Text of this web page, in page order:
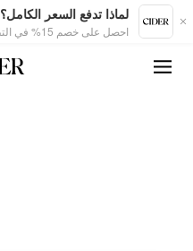
لماذا تدفع السعر الكامل؟
احصل على خصم 15% في التطبيق